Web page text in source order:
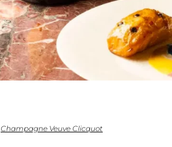
Champagne Veuve Clicquot